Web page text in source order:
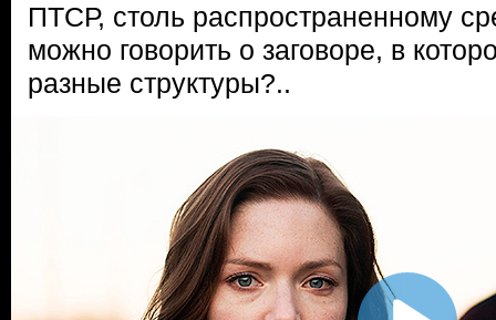
ПТСР, столь распространенному
можно говорить о заговоре, в
разные структуры?..